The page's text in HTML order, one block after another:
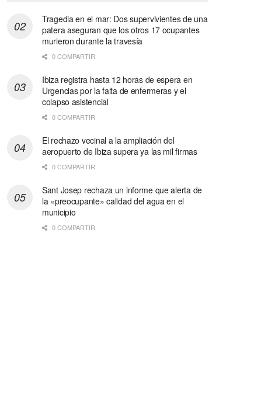
Tragedia en el mar: Dos supervivientes de una
patera aseguran que los otros 17 ocupantes
murieron durante la travesía
0 COMPARTIR
Ibiza registra hasta 12 horas de espera en
Urgencias por la falta de enfermeras y el
colapso asistencial
0 COMPARTIR
El rechazo vecinal a la ampliación del
aeropuerto de Ibiza supera ya las mil firmas
0 COMPARTIR
Sant Josep rechaza un informe que alerta de
la «preocupante» calidad del agua en el
municipio
0 COMPARTIR